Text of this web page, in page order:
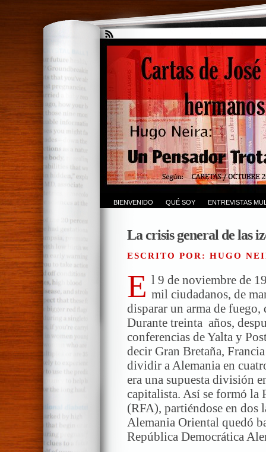
BIENVENIDO QUÉ SOY ENTREVISTAS
La crisis general de las
ESCRITO POR: HUGO
E l 9 de noviembre de
mil ciudadanos, de
disparar un arma de
Durante treinta años,
conferencias de Yalta y
decir Gran Bretaña,
dividir a Alemania en
era una supuesta división
capitalista. Así se formó la
(RFA), partiéndose en
Alemania Oriental quedó
República Democrática